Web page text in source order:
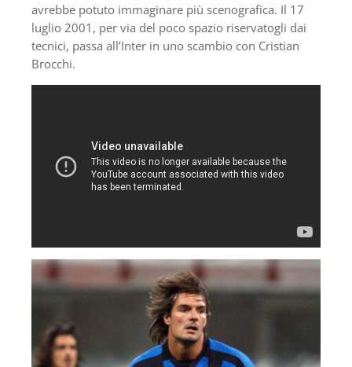
avrebbe potuto immaginare più scenografica. Il 17
luglio 2001, per via del poco spazio riservatogli dai
tecnici, passa all’Inter in uno scambio con Cristian
Brocchi.